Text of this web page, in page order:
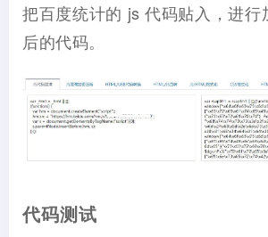
把百度统计的 js 代码贴入，进行
后的代码。
代码测试